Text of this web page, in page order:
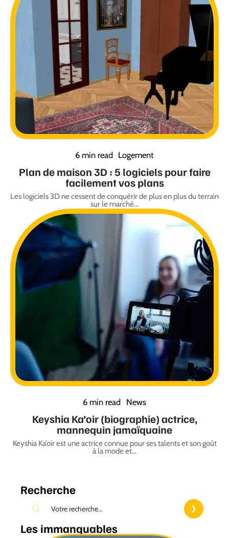
6 min read Logement
Plan de maison 3D : 5 logiciels pour faire
facilement vos plans
Les logiciels 3D ne cessent de conquérir de plus en plus du terrain
sur le marché…
6 min read News
Keyshia Ka’oir (biographie) actrice,
mannequin jamaïquaine
Keyshia Ka’oir est une actrice connue pour ses talents et son goût
à la mode et…
Recherche
Les immanquables